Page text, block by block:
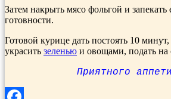
Затем накрыть мясо фольгой и за­пекать
готовности.
Готовой курице дать по­стоять 10
украсить зеленью и овощами, подать на
Приятного